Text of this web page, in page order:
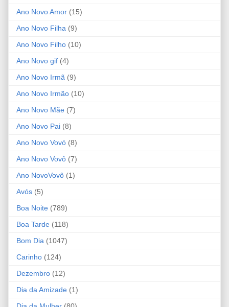
Ano Novo Amor (15)
Ano Novo Filha (9)
Ano Novo Filho (10)
Ano Novo gif (4)
Ano Novo Irmã (9)
Ano Novo Irmão (10)
Ano Novo Mãe (7)
Ano Novo Pai (8)
Ano Novo Vovó (8)
Ano Novo Vovô (7)
Ano NovoVovô (1)
Avós (5)
Boa Noite (789)
Boa Tarde (118)
Bom Dia (1047)
Carinho (124)
Dezembro (12)
Dia da Amizade (1)